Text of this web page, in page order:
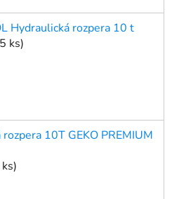
Hydraulická rozpera 10 t
ks)
10T GEKO PREMIUM
)